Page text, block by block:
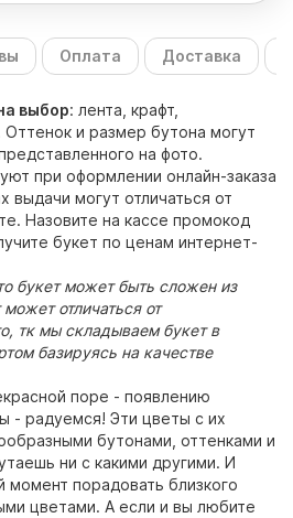
Оплата Доставка
выбор: лента, крафт,
Оттенок и размер бутона могут
на фото.
при оформлении онлайн-заказа
выдачи могут отличаться от
Назовите на кассе промокод
букет по ценам интернет-
букет может быть сложен из
отличаться от
тк мы складываем букет в
базируясь на качестве
поре - появлению
- радуемся! Эти цветы с их
бутонами, оттенками и
ни с какими другими. И
момент порадовать близкого
цветами. А если и вы любите